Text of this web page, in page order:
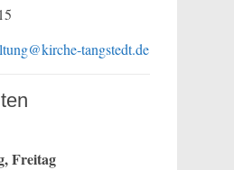
tangstedt.de
Freitag